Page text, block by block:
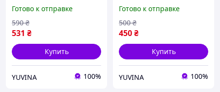
подростковые осенние
зимняя Голубая размер
54-56
Готово к отправке
531 ₴
590 ₴
Купить
YUVINA 100%
женские мужские унисекс
на флисе серый
Готово к отправке
450₴
500 ₴
Купить
YUVINA 100%